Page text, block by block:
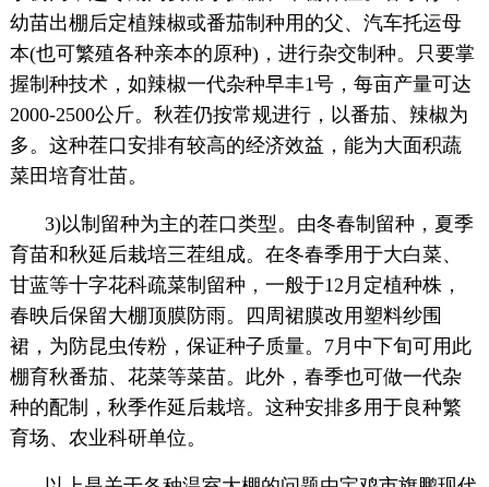
幼苗出棚后定植辣椒或番茄制种用的父、汽车托运母
本(也可繁殖各种亲本的原种)，进行杂交制种。只要掌
握制种技术，如辣椒一代杂种早丰1号，每亩产量可达
2000-2500公斤。秋茬仍按常规进行，以番茄、辣椒为
多。这种茬口安排有较高的经济效益，能为大面积蔬
菜田培育壮苗。
3)以制留种为主的茬口类型。由冬春制留种，夏季
育苗和秋延后栽培三茬组成。在冬春季用于大白菜、
甘蓝等十字花科疏菜制留种，一般于12月定植种株，
春映后保留大棚顶膜防雨。四周裙膜改用塑料纱围
裙，为防昆虫传粉，保证种子质量。7月中下旬可用此
棚育秋番茄、花菜等菜苗。此外，春季也可做一代杂
种的配制，秋季作延后栽培。这种安排多用于良种繁
育场、农业科研单位。